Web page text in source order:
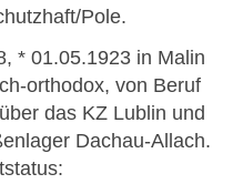
Pole.
* 01.05.1923 in Malin
orthodox, von Beruf
das KZ Lublin und
Dachau-Allach.